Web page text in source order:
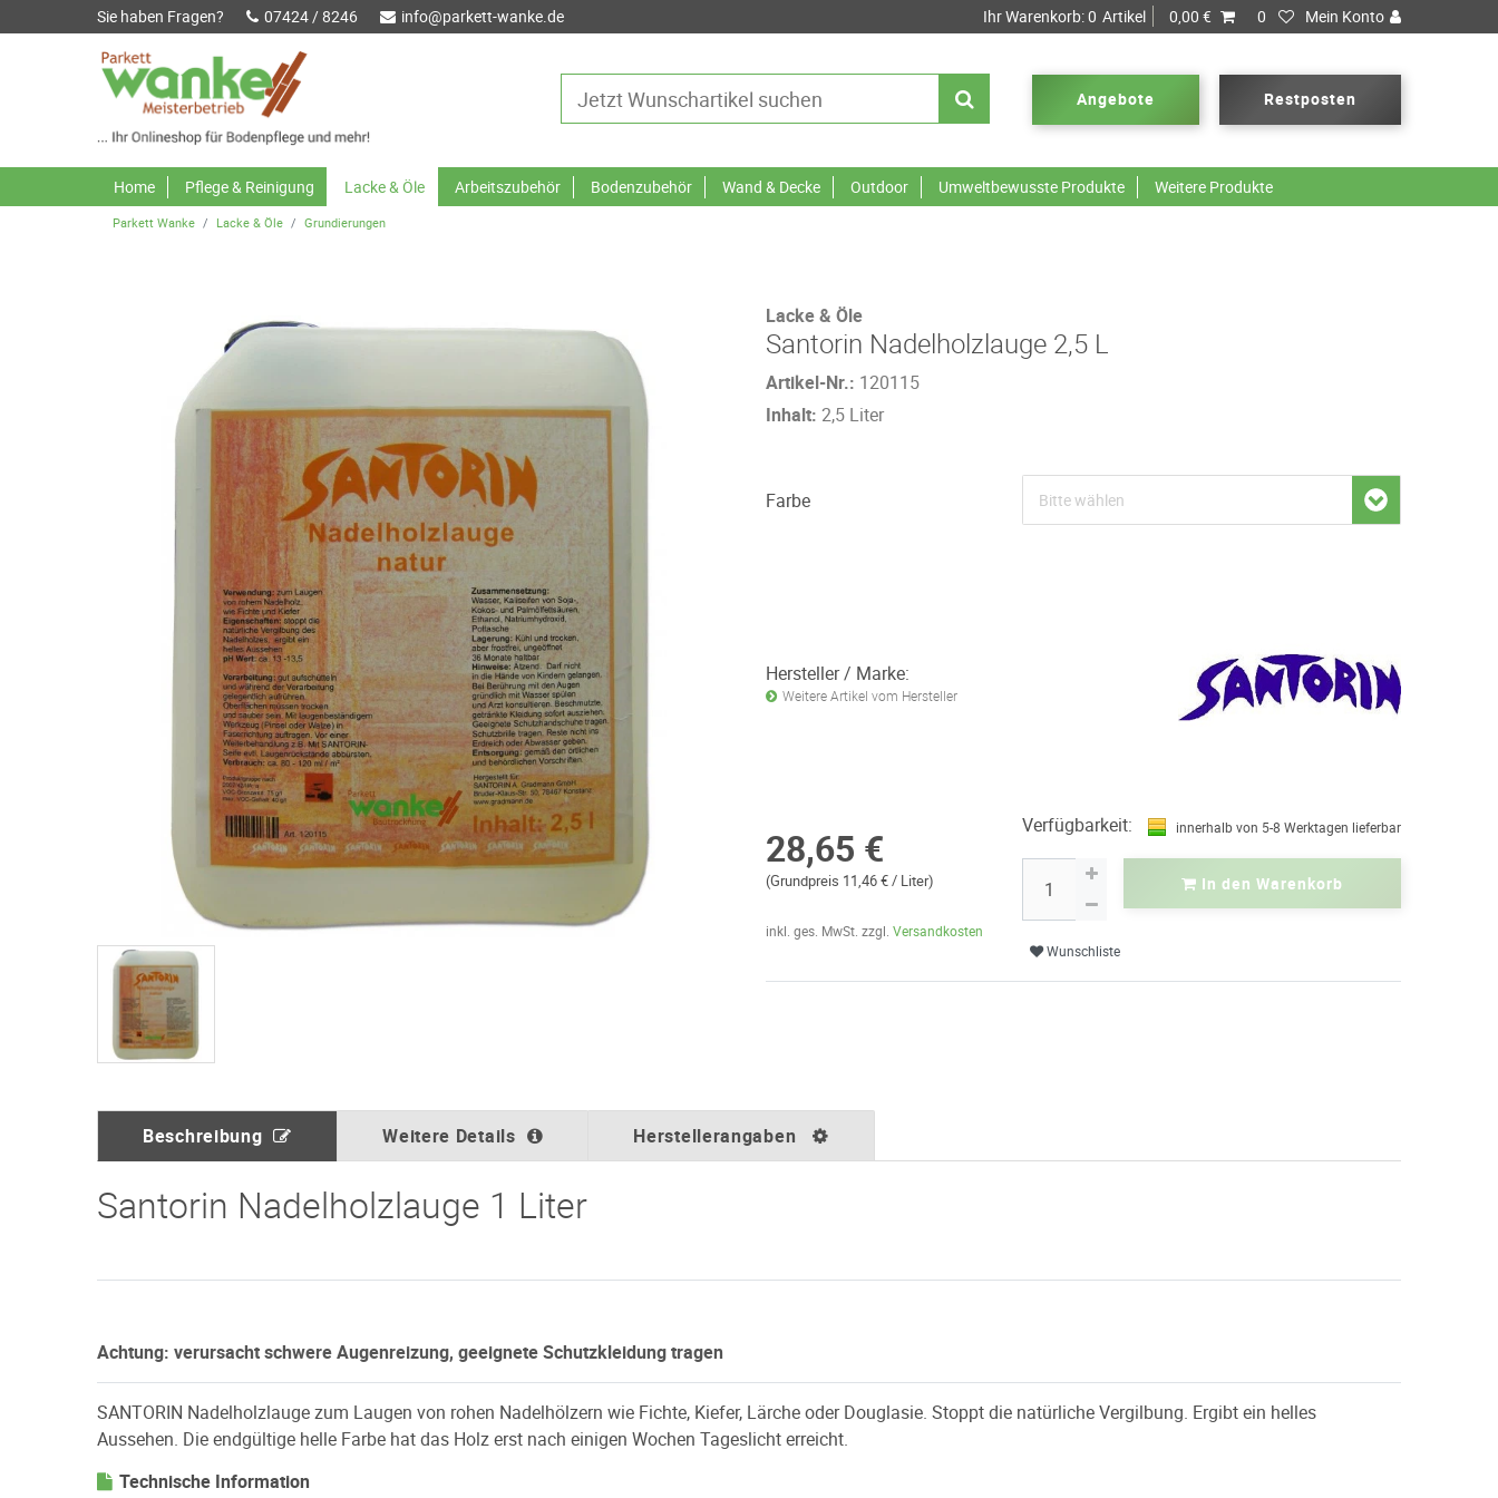
Sie haben Fragen? 07424 / 8246 info@parkett-wanke.de Mein Konto
0
Ihr Warenkorb:0 Artikel 0,00 €
Angebote Restposten
Home Pflege & Reinigung Lacke & Öle Arbeitszubehör Bodenzubehör Wand & Decke Outdoor Umweltbewusste Produkte Weitere Produkte
Parkett Wanke Lacke & Öle Grundierungen
Lacke & Öle
Santorin Nadelholzlauge 2,5 L
Artikel-Nr.: 120115
Inhalt: 2,5 Liter
Farbe
Hersteller / Marke:
Weitere Artikel vom Hersteller
28,65 €
(Grundpreis 11,46 € / Liter)
inkl. ges. MwSt. zzgl. Versandkosten
Verfügbarkeit: innerhalb von 5-8 Werktagen lieferbar
In den Warenkorb
Wunschliste
Beschreibung Weitere Details Herstellerangaben
Santorin Nadelholzlauge 1 Liter
Achtung: verursacht schwere Augenreizung, geeignete Schutzkleidung tragen
SANTORIN Nadelholzlauge zum Laugen von rohen Nadelhölzern wie Fichte, Kiefer, Lärche oder Douglasie. Stoppt die natürliche Vergilbung. Ergibt ein helles
Aussehen. Die endgültige helle Farbe hat das Holz erst nach einigen Wochen Tageslicht erreicht.
Technische Information